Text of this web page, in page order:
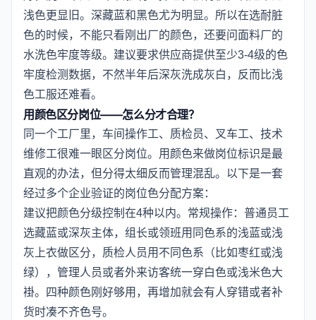
浅色更显旧。深藏蓝和黑色尤为明显。所以在选耐脏
色的时候，不能只看刚出厂的颜色，还要问面料厂的
水洗色牢度等级。建议要求供应商提供至少3-4级的色
牢度检测数据，不然半年后深灰洗成灰白，反而比浅
色工服还难看。
用颜色区分岗位——怎么分才合理？
同一个工厂里，车间操作工、质检员、叉车工、技术
维修工很难一眼区分岗位。用颜色来做岗位标识是最
直观的办法，但分得太细反而管理混乱。以下是一套
经过多个企业验证的岗位色分配方案：
建议把颜色分级控制在4种以内。常规操作：普通员工
选藏蓝或深灰主体，组长或领班用同色系的浅蓝或浅
灰上衣做区分，质检人员用不同色系（比如枣红或浅
绿），管理人员或者外来访客统一穿白色或浅米色大
褂。四种颜色刚好够用，再增加就会有人穿错或者补
货时凑不齐色号。